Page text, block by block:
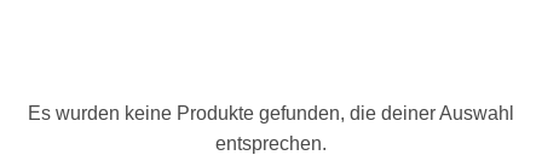
Es wurden keine Produkte gefunden, die deiner Auswahl
entsprechen.